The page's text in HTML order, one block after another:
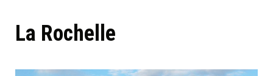
La Rochelle